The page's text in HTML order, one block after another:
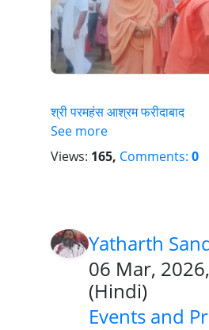
श्री परमहंस आश्रम फरीदाबाद
See more
Views: 165, Comments: 0
Yatharth
06 Mar,
(Hindi)
Events and